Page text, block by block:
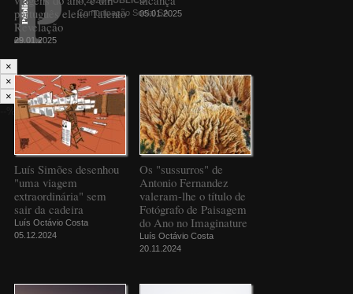
português eleito Talento
Revelação
29.01.2025
05.01.2025
Luís Simões desenhou
"uma viagem
extraordinária" sem
sair da cadeira
Luís Octávio Costa
05.12.2024
Os "sussurros" de
Antonio Fernandez
valeram-lhe o título de
Fotógrafo de Paisagem
do Ano no Imaginature
Luís Octávio Costa
20.11.2024
Comunicação Social SA
×
×
×
--%>